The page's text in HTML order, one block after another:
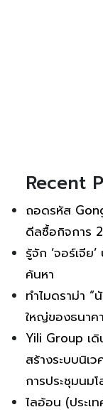
Recent
ถอดรหัส
ดีลซื้อกิจการ
รู้จัก ‘จอร์เจีย
ค้นหา
ทำไมดราม่า
ใหญ่ของธนาค
Yili Group เ
สร้างระบบนิเ
การประชุมนม
ไลอ้อน (ประเ